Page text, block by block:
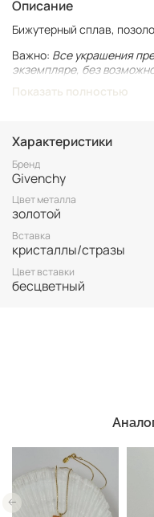
Описание
Бижутерный сплав,
Важно: Все украшения
экземпляре, без
гарантировано
Винтаж не подлежит
размеру и состоянию
Показать полностью
Характеристики
Бренд
Givenchy
Цвет металла
золотой
Вставка
кристаллы/стразы
Цвет вставки
бесцветный